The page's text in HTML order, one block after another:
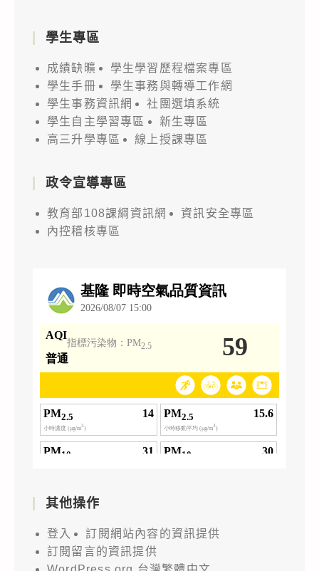
學生專區
成績缺曠
學生學習歷程檔案專區
學生手冊
學生事務與轉導工作網
學生事務資訊網
社團選填系統
學生自主學習專區
新生專區
高三升學專區
線上授課專區
政令宣導專區
教育部108課綱資訊網
資訊安全專區
內控稽核專區
其他操作
登入
訂閱網站內容的資訊提供
訂閱留言的資訊提供